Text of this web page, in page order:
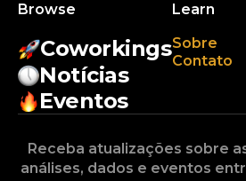
Browse
Coworkings
Notícias
Eventos
Learn
Sobre
Contato
Receba atualizações sobre
análises, dados e eventos